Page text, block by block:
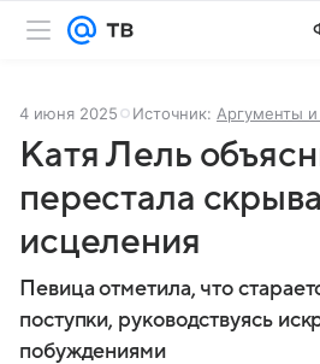
4 июня 2025 Источник: Аргументы
Катя Лель
перестала
исцеления
Певица отметила, что
поступки, руководствуясь
побуждениями